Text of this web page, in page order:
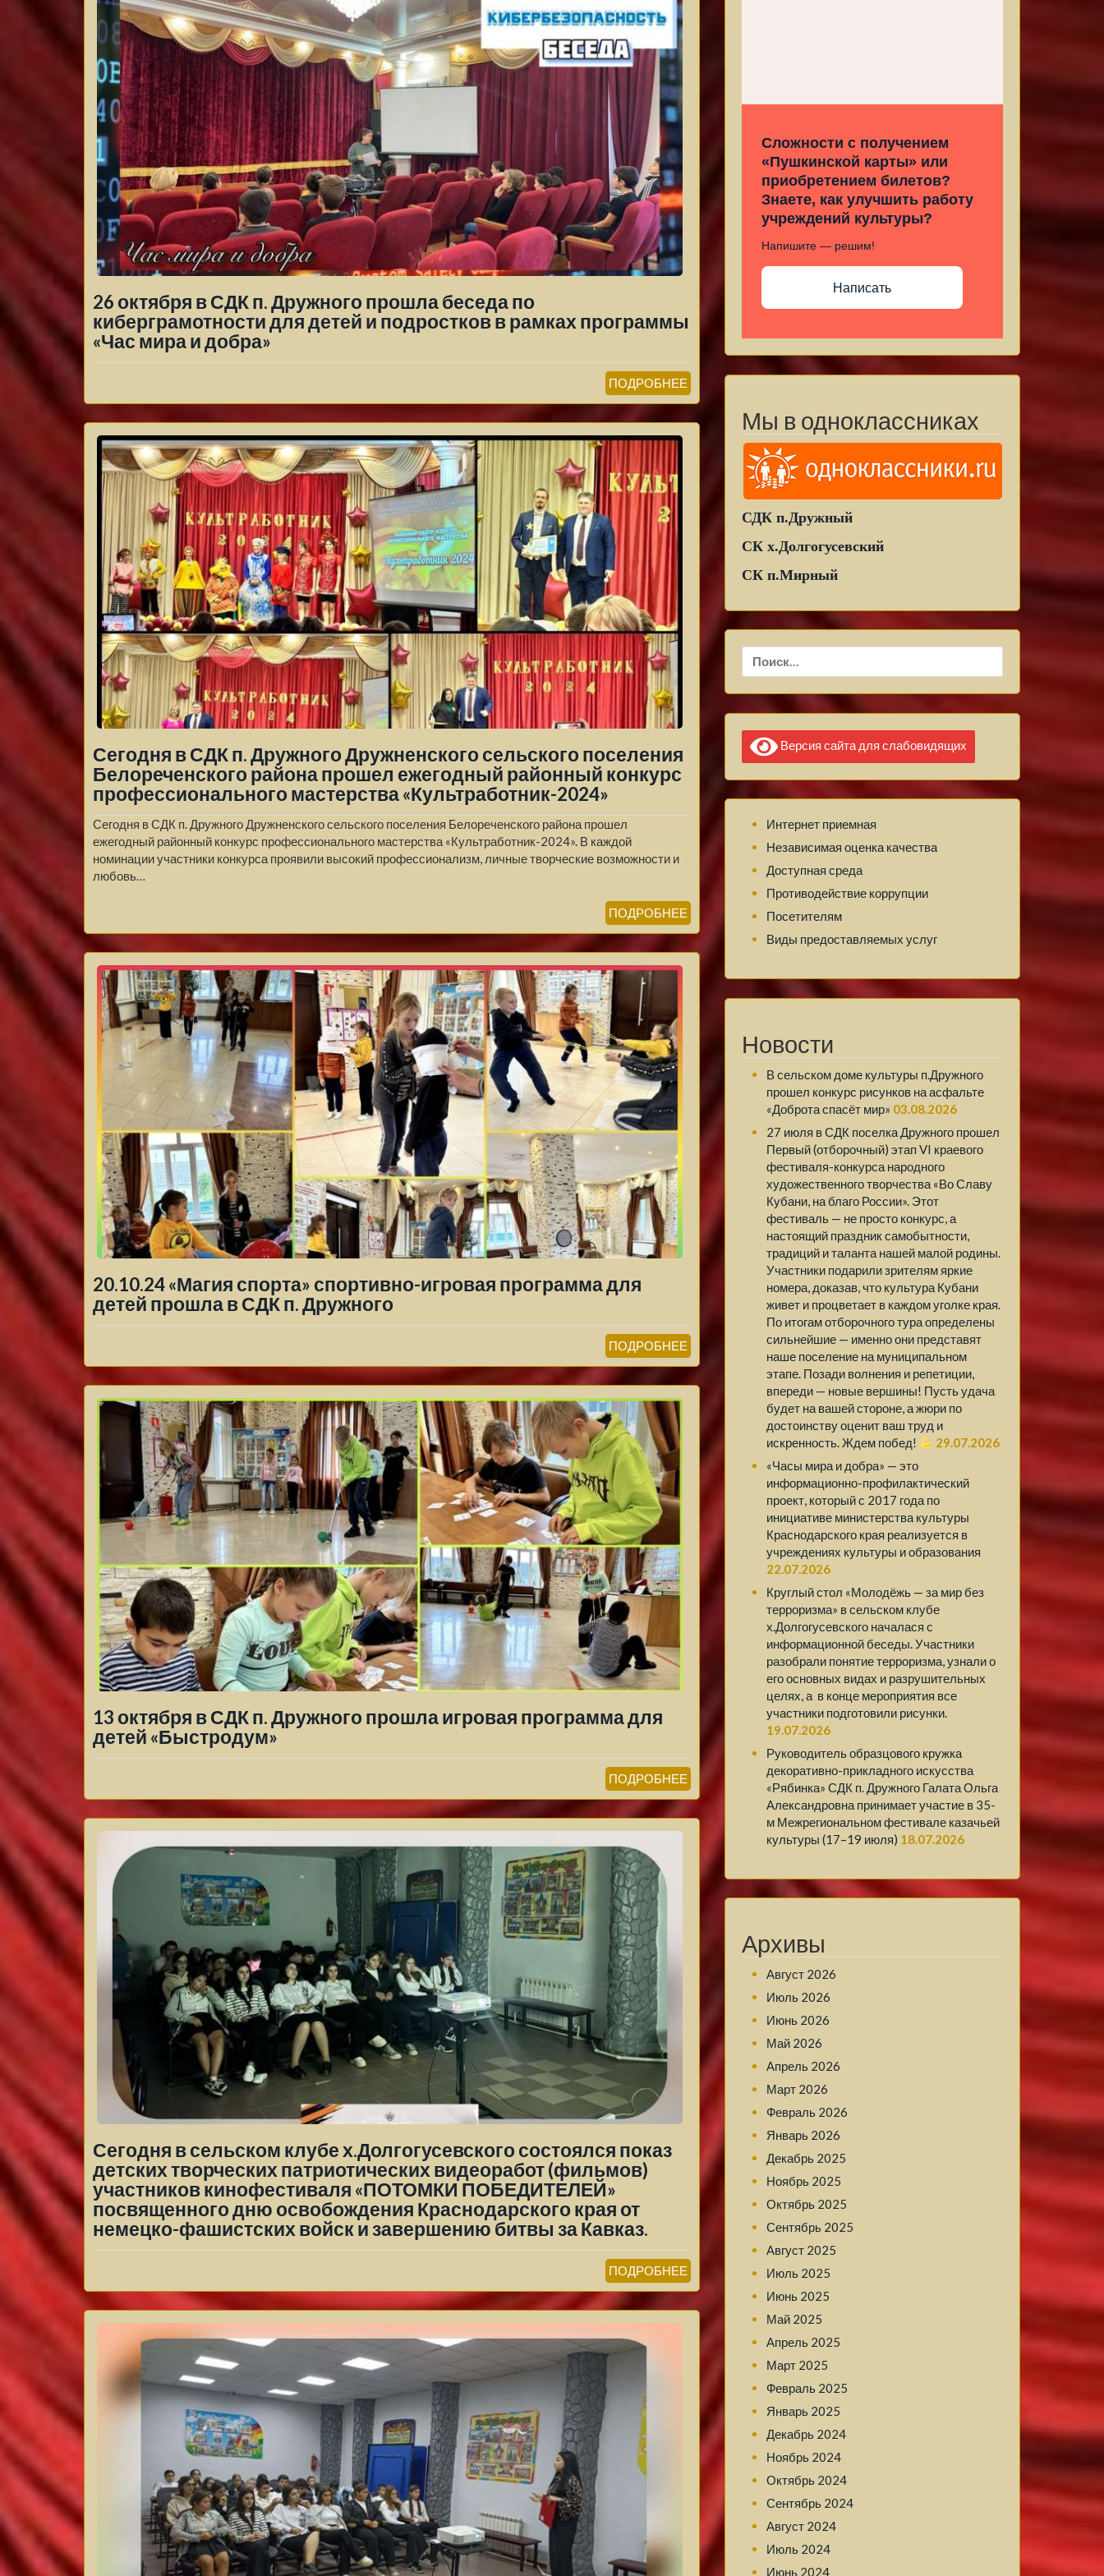
26 октября в СДК п. Дружного прошла беседа по
киберграмотности для детей и подростков в рамках программы
«Час мира и добра»
ПОДРОБНЕЕ
Сегодня в СДК п. Дружного Дружненского сельского поселения
Белореченского района прошел ежегодный районный конкурс
профессионального мастерства «Культработник-2024»
Сегодня в СДК п. Дружного Дружненского сельского поселения Белореченского района прошел
ежегодный районный конкурс профессионального мастерства «Культработник-2024». В каждой
номинации участники конкурса проявили высокий профессионализм, личные творческие возможности и
любовь…
ПОДРОБНЕЕ
20.10.24 «Магия спорта» спортивно-игровая программа для
детей прошла в СДК п. Дружного
ПОДРОБНЕЕ
13 октября в СДК п. Дружного прошла игровая программа для
детей «Быстродум»
ПОДРОБНЕЕ
Сегодня в сельском клубе х.Долгогусевского состоялся показ
детских творческих патриотических видеоработ (фильмов)
участников кинофестиваля «ПОТОМКИ ПОБЕДИТЕЛЕЙ»
посвященного дню освобождения Краснодарского края от
немецко-фашистских войск и завершению битвы за Кавказ.
ПОДРОБНЕЕ
Сложности с получением
«Пушкинской карты» или
приобретением билетов?
Знаете, как улучшить работу
учреждений культуры?
Напишите — решим!
Написать
Мы в одноклассниках
СДК п.Дружный
СК х.Долгогусевский
СК п.Мирный
Найти:
Версия сайта для слабовидящих
Интернет приемная
Независимая оценка качества
Доступная среда
Противодействие коррупции
Посетителям
Виды предоставляемых услуг
Новости
В сельском доме культуры п.Дружного
прошел конкурс рисунков на асфальте
«Доброта спасёт мир» 03.08.2026
27 июля в СДК поселка Дружного прошел
Первый (отборочный) этап VI краевого
фестиваля-конкурса народного
художественного творчества «Во Славу
Кубани, на благо России». Этот
фестиваль — не просто конкурс, а
настоящий праздник самобытности,
традиций и таланта нашей малой родины.
Участники подарили зрителям яркие
номера, доказав, что культура Кубани
живет и процветает в каждом уголке края.
По итогам отборочного тура определены
сильнейшие — именно они представят
наше поселение на муниципальном
этапе. Позади волнения и репетиции,
впереди — новые вершины! Пусть удача
будет на вашей стороне, а жюри по
достоинству оценит ваш труд и
искренность. Ждем побед!
29.07.2026
«Часы мира и добра» — это
информационно-профилактический
проект, который с 2017 года по
инициативе министерства культуры
Краснодарского края реализуется в
учреждениях культуры и образования
22.07.2026
Круглый стол «Молодёжь — за мир без
терроризма» в сельском клубе
х.Долгогусевского началася с
информационной беседы. Участники
разобрали понятие терроризма, узнали о
его основных видах и разрушительных
целях, а в конце мероприятия все
участники подготовили рисунки.
19.07.2026
Руководитель образцового кружка
декоративно-прикладного искусства
«Рябинка» СДК п. Дружного Галата Ольга
Александровна принимает участие в 35-
м Межрегиональном фестивале казачьей
культуры (17–19 июля) 18.07.2026
Архивы
Август 2026
Июль 2026
Июнь 2026
Май 2026
Апрель 2026
Март 2026
Февраль 2026
Январь 2026
Декабрь 2025
Ноябрь 2025
Октябрь 2025
Сентябрь 2025
Август 2025
Июль 2025
Июнь 2025
Май 2025
Апрель 2025
Март 2025
Февраль 2025
Январь 2025
Декабрь 2024
Ноябрь 2024
Октябрь 2024
Сентябрь 2024
Август 2024
Июль 2024
Июнь 2024